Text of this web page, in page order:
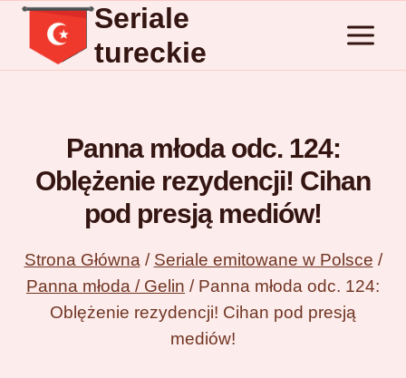
Przejdź
treści
Seriale
tureckie
Panna młoda odc. 124:
Oblężenie rezydencji! Cihan
pod presją mediów!
Strona Główna / Seriale emitowane w Polsce /
Panna młoda / Gelin / Panna młoda odc. 124:
Oblężenie rezydencji! Cihan pod presją
mediów!